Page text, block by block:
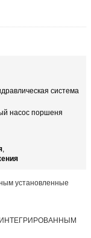
система
насос поршеня
,
установленные